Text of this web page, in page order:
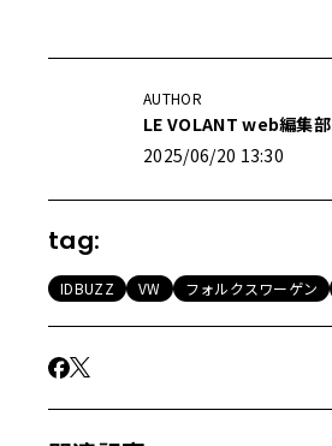
AUTHOR
LE VOLANT web編集部
2025/06/20 13:30
tag:
IDBUZZ VW フォルクスワーゲン